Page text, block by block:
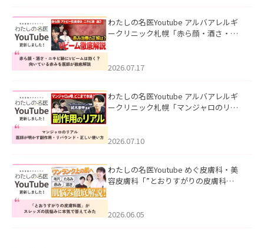
わたしの名医Youtube アルバアレルギ
ークリニック札幌「赤ら顔・酒さ・ニ
した。
2026.07.17
わたしの名医Youtube アルバアレルギ
ークリニック札幌「マンジャロのリア
た。
2026.07.10
わたしの名医Youtube めぐ皮膚科・美
容皮膚科「”とおりすがりの皮膚科
2026.06.05